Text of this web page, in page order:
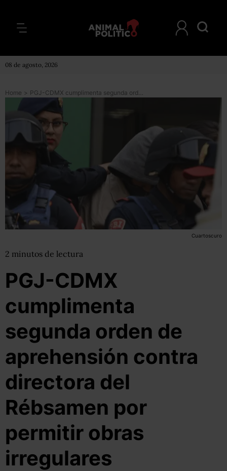
08 de agosto, 2026
Home > PGJ-CDMX cumplimenta segunda orden de aprehensión contra directora del Rébsamen por permitir obras irregulares
Cuartoscuro
2 minutos de lectura
PGJ-CDMX
cumplimenta
segunda orden de
aprehensión contra
directora del
Rébsamen por
permitir obras
irregulares